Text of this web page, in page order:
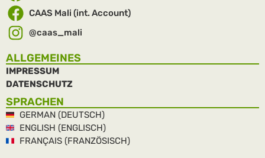
CAAS Mali (int. Account)
@caas_mali
ALLGEMEINES
IMPRESSUM
DATENSCHUTZ
SPRACHEN
GERMAN (DEUTSCH)
ENGLISH (ENGLISCH)
FRANÇAIS (FRANZÖSISCH)